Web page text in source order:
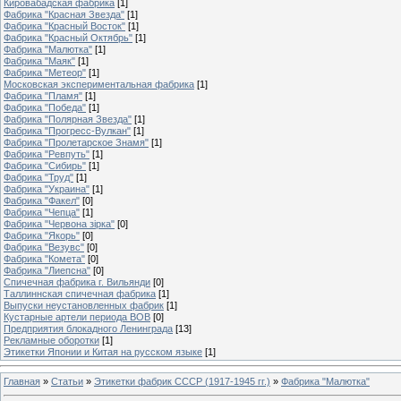
Кировабадская фабрика [1]
Фабрика "Красная Звезда" [1]
Фабрика "Красный Восток" [1]
Фабрика "Красный Октябрь" [1]
Фабрика "Малютка" [1]
Фабрика "Маяк" [1]
Фабрика "Метеор" [1]
Московская экспериментальная фабрика [1]
Фабрика "Пламя" [1]
Фабрика "Победа" [1]
Фабрика "Полярная Звезда" [1]
Фабрика "Прогресс-Вулкан" [1]
Фабрика "Пролетарское Знамя" [1]
Фабрика "Ревпуть" [1]
Фабрика "Сибирь" [1]
Фабрика "Труд" [1]
Фабрика "Украина" [1]
Фабрика "Факел" [0]
Фабрика "Чепца" [1]
Фабрика "Червона зiрка" [0]
Фабрика "Якорь" [0]
Фабрика "Везувс" [0]
Фабрика "Комета" [0]
Фабрика "Лиепсна" [0]
Спичечная фабрика г. Вильянди [0]
Таллиннская спичечная фабрика [1]
Выпуски неустановленных фабрик [1]
Кустарные артели периода ВОВ [0]
Предприятия блокадного Ленинграда [13]
Рекламные оборотки [1]
Этикетки Японии и Китая на русском языке [1]
Главная » Статьи » Этикетки фабрик СССР (1917-1945 гг.) » Фабрика "Малютка"